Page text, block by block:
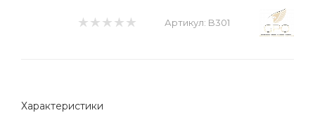
Артикул: B301
Характеристики